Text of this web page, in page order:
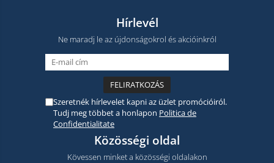
Hírlevél
Ne maradj le az újdonságokrol és akcióinkról
Szeretnék hírlevelet kapni az üzlet promócióiról.
Tudj meg többet a honlapon Politica de
Confidentialitate
Közösségi oldal
Kövessen minket a közösségi oldalakon